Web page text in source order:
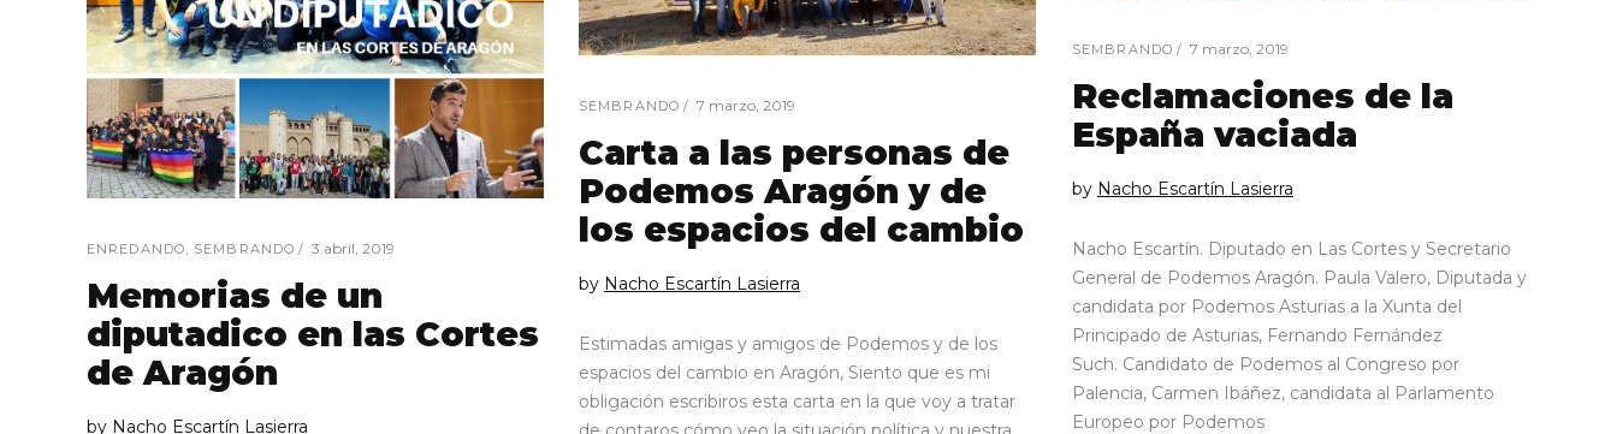
ENREDANDO, SEMBRANDO 3 abril, 2019
Memorias de un
diputadico en las Cortes
de Aragón
by Nacho Escartín Lasierra
SEMBRANDO 7 marzo, 2019
Carta a las personas de
Podemos Aragón y de
los espacios del cambio
by Nacho Escartín Lasierra
Estimadas amigas y amigos de Podemos y de los
espacios del cambio en Aragón, Siento que es mi
obligación escribiros esta carta en la que voy a tratar
SEMBRANDO 7 marzo, 2019
Reclamaciones de la
España vaciada
by Nacho Escartín Lasierra
Nacho Escartín. Diputado en Las Cortes y Secretario
General de Podemos Aragón. Paula Valero, Diputada y
candidata por Podemos Asturias a la Xunta del
Principado de Asturias, Fernando Fernández
Such. Candidato de Podemos al Congreso por
Palencia, Carmen Ibáñez, candidata al Parlamento
Europeo por Podemos